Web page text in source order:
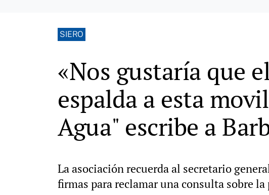
SIERO
«Nos gustaría que
espalda a esta
Agua" escribe a
La asociación recuerda al secretario
firmas para reclamar una consulta sobre